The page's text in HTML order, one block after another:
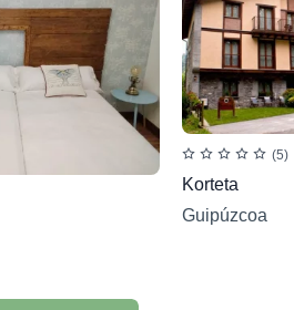
(5)
Korteta
Guipúzcoa